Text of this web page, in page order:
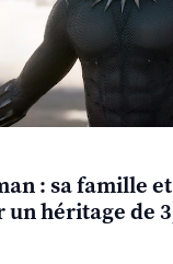
: sa famille
héritage de